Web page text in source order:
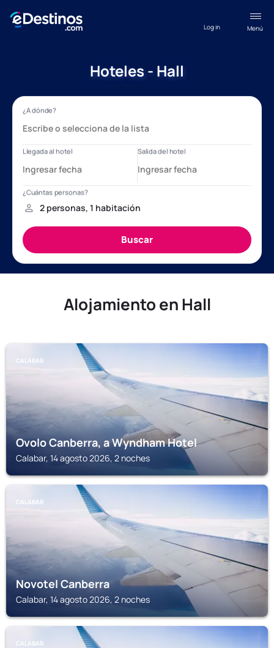
Menú
Log in
Hoteles - Hall
Alojamiento en Hall
CALABAR
Ovolo Canberra, a Wyndham Hotel
Calabar, 14 agosto 2026, 2 noches
CALABAR
Novotel Canberra
Calabar, 14 agosto 2026, 2 noches
CALABAR